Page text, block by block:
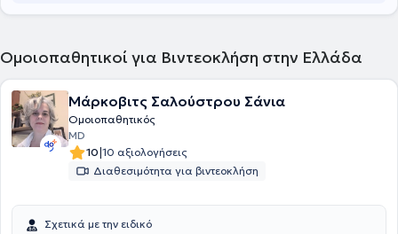
Ομοιοπαθητικοί για Βιντεοκλήση στην Ελλάδα
Μάρκοβιτς Σαλούστρου Σάνια
Ομοιοπαθητικός
MD
10|10 αξιολογήσεις
Διαθεσιμότητα για βιντεοκλήση
Σχετικά με την ειδικό